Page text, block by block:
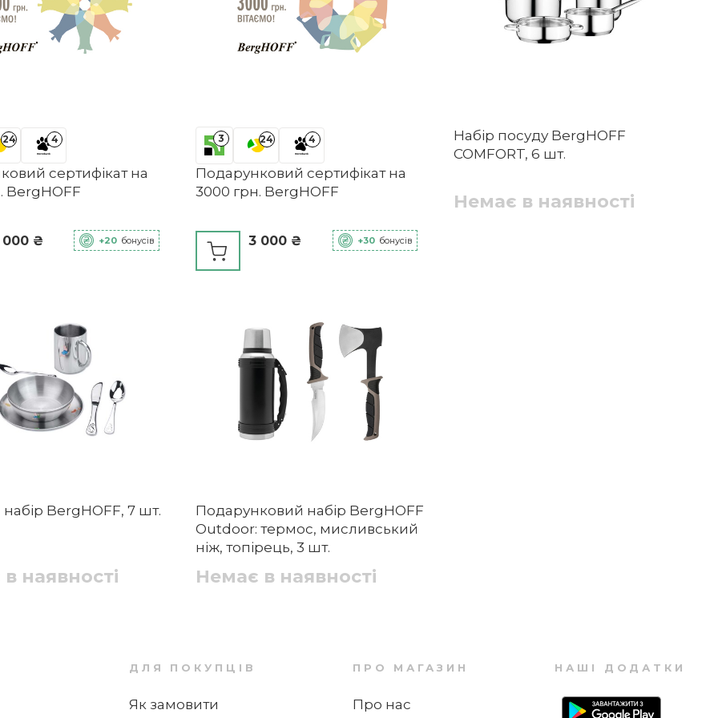
24 4
сертифікат на
BergHOFF
000 ₴ +20 бонусів
3 24 4
Подарунковий сертифікат на
3000 грн. BergHOFF
3 000 ₴ +30 бонусів
Набір посуду BergHOFF
COMFORT, 6 шт.
Немає в наявності
BergHOFF, 7 шт.
наявності
Подарунковий набір BergHOFF
Outdoor: термос, мисливський
ніж, топірець, 3 шт.
Немає в наявності
ДЛЯ ПОКУПЦІВ
Як замовити
ПРО МАГАЗИН
Про нас
НАШІ ДОДАТКИ